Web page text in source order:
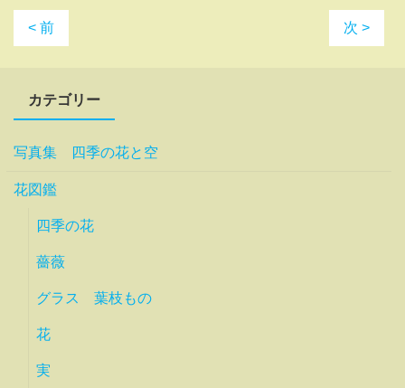
< 前 次 >
カテゴリー
写真集 四季の花と空
花図鑑
四季の花
薔薇
グラス 葉枝もの
花
実